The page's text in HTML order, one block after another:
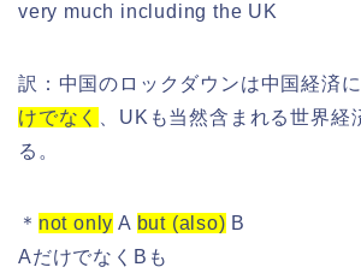
very much including the UK
訳：中国のロックダウンは中国経済
けでなく
、UKも当然含まれる世界経
る。
＊ not only A but (also) B
AだけでなくBも